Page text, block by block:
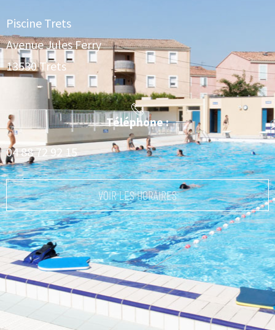
Piscine Trets
Avenue Jules Ferry
13530 Trets
Téléphone :
04 88 72 92 15
VOIR LES HORAIRES